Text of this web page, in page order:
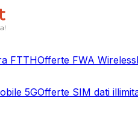
FTTHOfferte FWA Wireless
5GOfferte SIM dati